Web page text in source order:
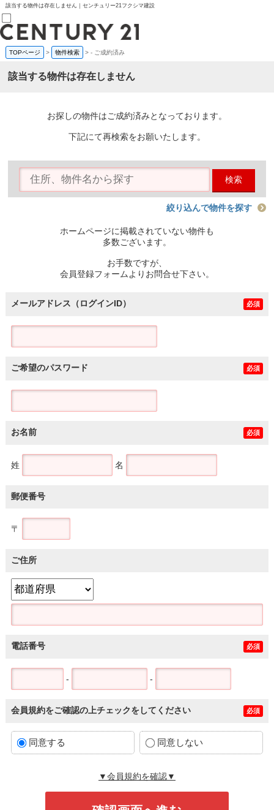
該当する物件は存在しません｜センチュリー21フクシマ建設
売買部
0120-800-844
賃貸部
会員メニュー
物件を探す
購入TOP
条件から探す
住宅ローン控除シミュレータ
TOPページ > 物件検索 >- ご成約済み
該当する物件は存在しません
お探しの物件はご成約済みとなっております。
下記にて再検索をお願いたします。
検索
絞り込んで物件を探す
ホームページに掲載されていない物件も
多数ございます。
お手数ですが、
会員登録フォームよりお問合せ下さい。
メールアドレス（ログインID） 必須
ご希望のパスワード 必須
お名前 必須
姓 名
郵便番号
〒
ご住所
電話番号 必須
- -
会員規約をご確認の上チェックをしてください 必須
同意する 同意しない
▼会員規約を確認▼